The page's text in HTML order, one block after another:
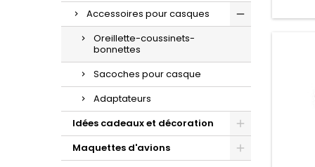
Accessoires pour casques
Oreillette-coussinets-
bonnettes
Sacoches pour casque
Adaptateurs
Idées cadeaux et décoration
Maquettes d'avions